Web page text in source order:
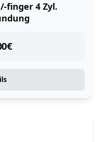
finger 4 Zyl.
€